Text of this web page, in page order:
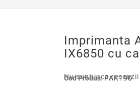
Imprimanta
IX6850 cu
Cod Produs:PAK190
Nu sunt inca recenzii